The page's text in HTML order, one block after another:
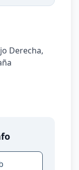
Derecha,